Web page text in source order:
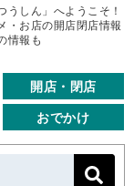
うしん」へようこそ！
・お店の開店閉店情報
情報も
開店・閉店
おでかけ